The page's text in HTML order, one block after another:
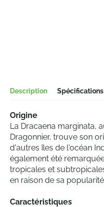
Description Spécifications
Origine
La Dracaena marginata,
Dragonnier, trouve son
d'autres îles de l'océan
également été
tropicales et
en raison de sa
Caractéristiques